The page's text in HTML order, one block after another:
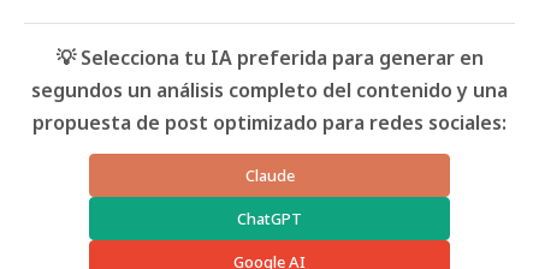
💡 Selecciona tu IA preferida para generar en
segundos un análisis completo del contenido y una
propuesta de post optimizado para redes sociales:
Claude
ChatGPT
Google AI